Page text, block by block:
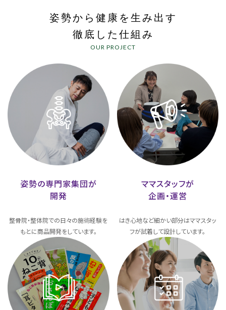
姿勢から健康を生み出す
徹底した仕組み
OUR PROJECT
姿勢の専門家集団が
開発
整骨院・整体院での日々の施術経験を
もとに商品開発をしています。
ママスタッフが
企画・運営
はき心地など細かい部分はママスタッ
フが試着して設計しています。